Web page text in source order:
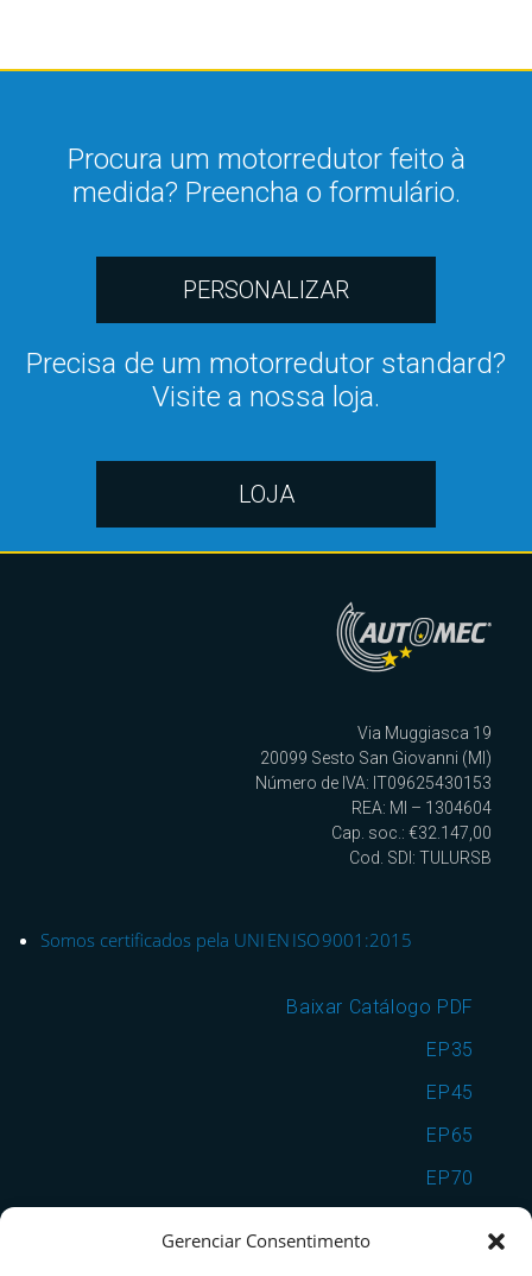
Gerenciar Consentimento
Procura um motorredutor feito à
medida? Preencha o formulário.
PERSONALIZAR
Precisa de um motorredutor standard?
Visite a nossa loja.
LOJA
Via Muggiasca 19
20099 Sesto San Giovanni (MI)
Número de IVA: IT09625430153
REA: MI – 1304604
Cap. soc.: €32.147,00
Cod. SDI: TULURSB
Somos certificados pela UNI EN ISO 9001:2015
Baixar Catálogo PDF
EP35
EP45
EP65
EP70